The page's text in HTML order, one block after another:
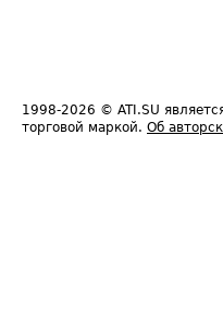
1998-2026 © ATI.SU
торговой маркой. Об